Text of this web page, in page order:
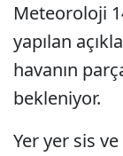
Meteoroloji
yapılan
havanın
bekleniyor.
Yer yer sis